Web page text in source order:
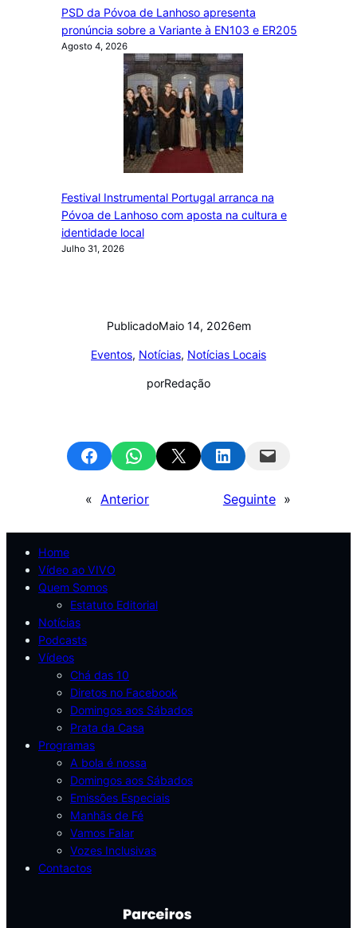
PSD da Póvoa de Lanhoso apresenta
pronúncia sobre a Variante à EN103 e ER205
Agosto 4, 2026
Festival Instrumental Portugal arranca na
Póvoa de Lanhoso com aposta na cultura e
identidade local
Julho 31, 2026
PublicadoMaio 14, 2026em
Eventos, Notícias, Notícias Locais
porRedação
Share on FacebookShare on WhatsApp
Email this Page Share on LinkedInEmail this Page
« Anterior Seguinte »
Home
Vídeo ao VIVO
Quem Somos
Estatuto Editorial
Notícias
Podcasts
Vídeos
Chá das 10
Diretos no Facebook
Domingos aos Sábados
Prata da Casa
Programas
A bola é nossa
Domingos aos Sábados
Emissões Especiais
Manhãs de Fé
Vamos Falar
Vozes Inclusivas
Contactos